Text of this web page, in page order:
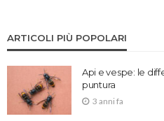
ARTICOLI PIÙ POPOLARI
Api e vespe: le
puntura
3 anni fa